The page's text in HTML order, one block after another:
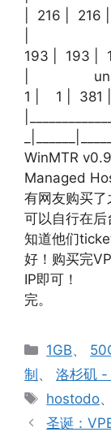
| 216 | 216
|
193 | 193 |
|
1 | 1 | 381 |
WinMTR
Managed
有网友购买了
可以自行在
知道他们
好！购买完
IP即可！
完。
分
类
1GB、
制 、 洛杉矶
标
签
hostodo、
圣诞：